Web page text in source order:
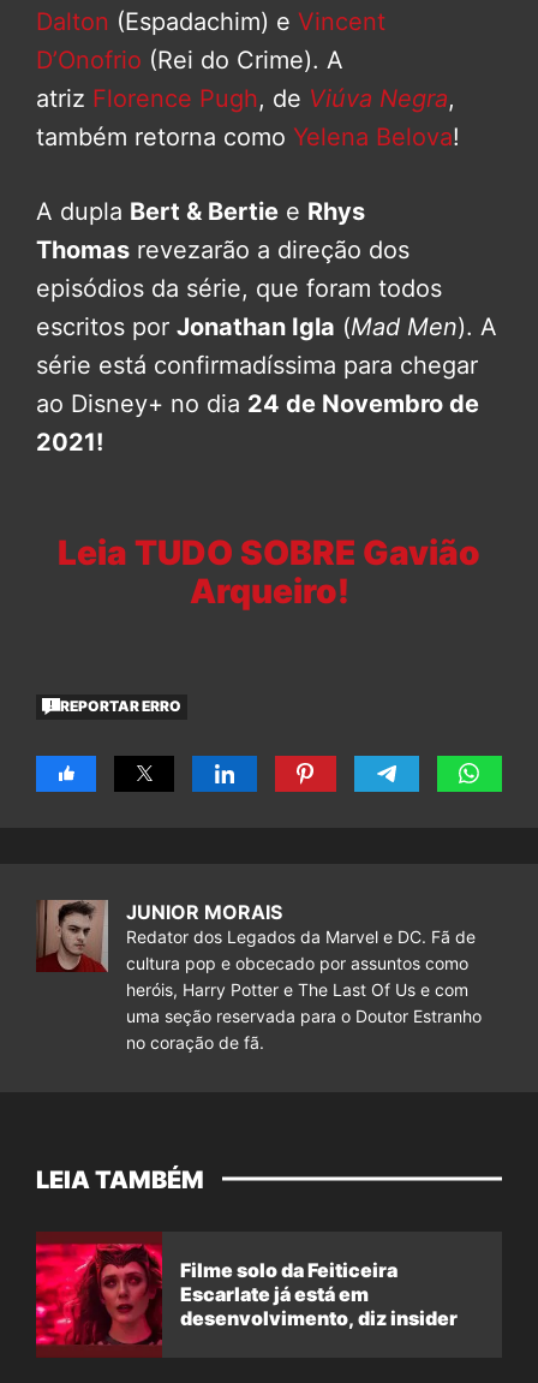
Dalton (Espadachim) e Vincent
D’Onofrio (Rei do Crime). A
atriz Florence Pugh, de Viúva Negra,
também retorna como Yelena Belova!
A dupla Bert & Bertie e Rhys
Thomas revezarão a direção dos
episódios da série, que foram todos
escritos por Jonathan Igla (Mad Men). A
série está confirmadíssima para chegar
ao Disney+ no dia 24 de Novembro de
2021!
Leia TUDO SOBRE Gavião
Arqueiro!
REPORTAR ERRO
JUNIOR MORAIS
Redator dos Legados da Marvel e DC. Fã de
cultura pop e obcecado por assuntos como
heróis, Harry Potter e The Last Of Us e com
uma seção reservada para o Doutor Estranho
no coração de fã.
LEIA TAMBÉM
Filme solo da Feiticeira
Escarlate já está em
desenvolvimento, diz insider